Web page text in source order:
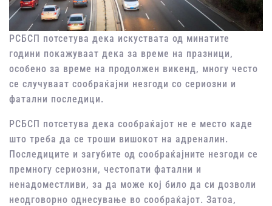
РСБСП потсетува дека искуствата од минатите
години покажуваат дека за време на празници,
особено за време на продолжен викенд, многу често
се случуваат сообраќајни незгоди со сериозни и
фатални последици.
РСБСП потсетува дека сообраќајот не е место каде
што треба да се троши вишокот на адреналин.
Последиците и загубите од сообраќајните незгоди се
премногу сериозни, честопати фатални и
ненадоместливи, за да може кој било да си дозволи
неодговорно однесување во сообраќајот. Затоа,